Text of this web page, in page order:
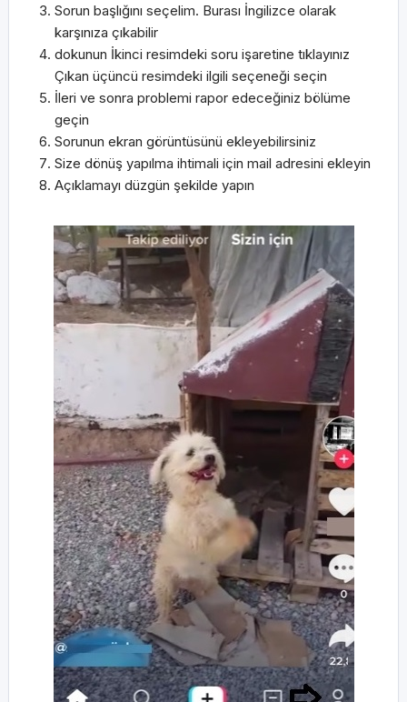
Sorun başlığını seçelim. Burası İngilizce olarak
karşınıza çıkabilir
dokunun İkinci resimdeki soru işaretine tıklayınız
Çıkan üçüncü resimdeki ilgili seçeneği seçin
İleri ve sonra problemi rapor edeceğiniz bölüme
geçin
Sorunun ekran görüntüsünü ekleyebilirsiniz
Size dönüş yapılma ihtimali için mail adresini ekleyin
Açıklamayı düzgün şekilde yapın